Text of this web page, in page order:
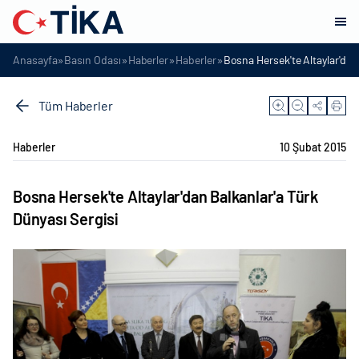
Anasayfa»Basın Odası»Haberler»Haberler»Bosna Hersek'te
Tüm Haberler
Haberler 10 Şubat 2015
Bosna Hersek'te Altaylar'dan Balkanlar'a Türk
Dünyası Sergisi